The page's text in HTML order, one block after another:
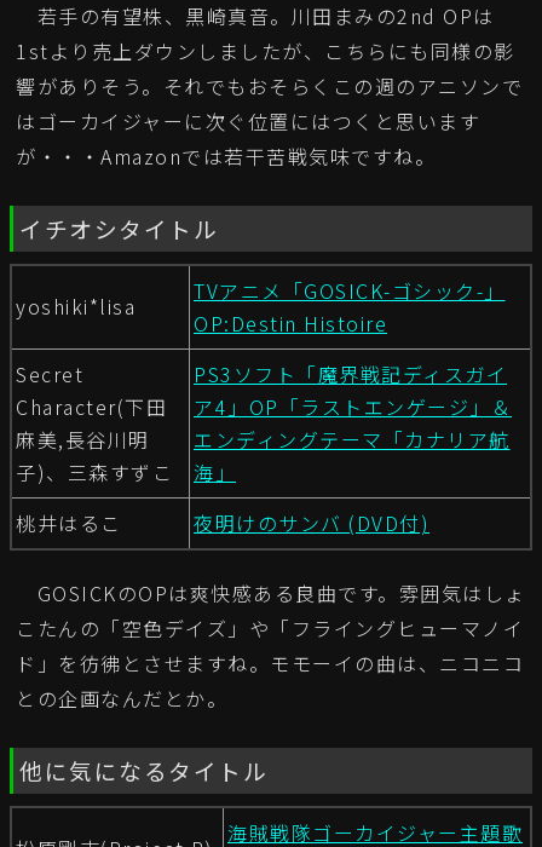
若手の有望株、黒崎真音。川田まみの2nd OPは
1stより売上ダウンしましたが、こちらにも同様の影
響がありそう。それでもおそらくこの週のアニソンで
はゴーカイジャーに次ぐ位置にはつくと思います
が・・・Amazonでは若干苦戦気味ですね。
イチオシタイトル
yoshiki*lisa
TVアニメ「GOSICK-ゴシック-」
OP:Destin Histoire
Secret
Character(下田
麻美,長谷川明
子)、三森すずこ
PS3ソフト「魔界戦記ディスガイ
ア4」OP「ラストエンゲージ」＆
エンディングテーマ「カナリア航
海」
桃井はるこ
夜明けのサンバ (DVD付)
GOSICKのOPは爽快感ある良曲です。雰囲気はしょ
こたんの「空色デイズ」や「フライングヒューマノイ
ド」を彷彿とさせますね。モモーイの曲は、ニコニコ
との企画なんだとか。
他に気になるタイトル
海賊戦隊ゴーカイジャー主題歌